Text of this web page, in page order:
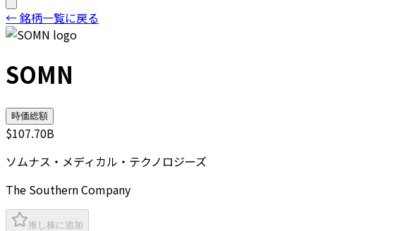
← 銘柄一覧に戻る
SOMN
時価総額
$107.70B
ソムナス・メディカル・テクノロジーズ
The Southern Company
推し株に追加